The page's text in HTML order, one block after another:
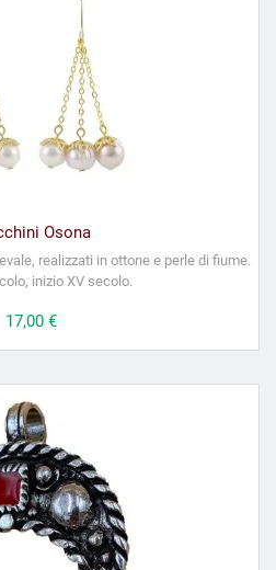
Osona
realizzati in ottone e perle di fiume.
inizio XV secolo.
Prezzo
17,00 €